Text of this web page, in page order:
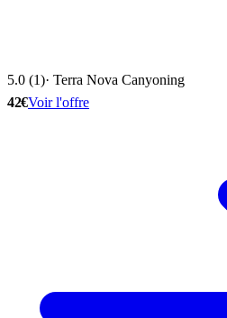
5.0 (1)· Terra Nova Canyoning
42€Voir l'offre